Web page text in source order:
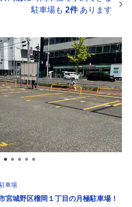
駐車場も 2件あります
車場
宮城野区榴岡１丁目の月極駐車場！